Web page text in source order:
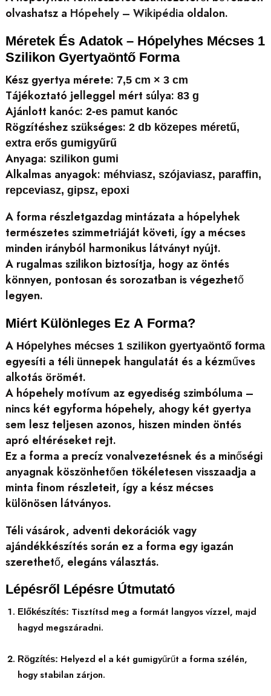
olvashatsz a Hópehely – Wikipédia oldalon.
Méretek És Adatok – Hópelyhes Mécses 1
Szilikon Gyertyaöntő Forma
Kész gyertya mérete: 7,5 cm × 3 cm
Tájékoztató jelleggel mért súlya: 83 g
Ajánlott kanóc: 2-es pamut kanóc
Rögzítéshez szükséges: 2 db közepes méretű,
extra erős gumigyűrű
Anyaga: szilikon gumi
Alkalmas anyagok: méhviasz, szójaviasz, paraffin,
repceviasz, gipsz, epoxi
A forma részletgazdag mintázata a hópelyhek
természetes szimmetriáját követi, így a mécses
minden irányból harmonikus látványt nyújt.
A rugalmas szilikon biztosítja, hogy az öntés
könnyen, pontosan és sorozatban is végezhető
legyen.
Miért Különleges Ez A Forma?
A Hópelyhes mécses 1 szilikon gyertyaöntő forma
egyesíti a téli ünnepek hangulatát és a kézműves
alkotás örömét.
A hópehely motívum az egyediség szimbóluma –
nincs két egyforma hópehely, ahogy két gyertya
sem lesz teljesen azonos, hiszen minden öntés
apró eltéréseket rejt.
Ez a forma a precíz vonalvezetésnek és a minőségi
anyagnak köszönhetően tökéletesen visszaadja a
minta finom részleteit, így a kész mécses
különösen látványos.
Téli vásárok, adventi dekorációk vagy
ajándékkészítés során ez a forma egy igazán
szerethető, elegáns választás.
Lépésről Lépésre Útmutató
Előkészítés: Tisztítsd meg a formát langyos vízzel, majd
hagyd megszáradni.
Rögzítés: Helyezd el a két gumigyűrűt a forma szélén,
hogy stabilan zárjon.